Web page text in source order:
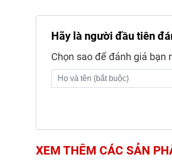
Hãy là người đầu tiên
Chọn sao để đánh giá bạn
XEM THÊM CÁC SẢN